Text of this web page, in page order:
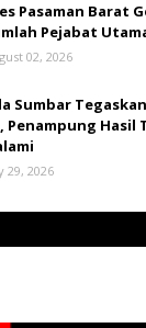
Pasaman Barat
Pejabat
02, 2026
Sumbar
Penampung Hasil
29, 2026